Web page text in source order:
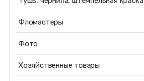
Фломастеры
Фото
Хозяйственные товары